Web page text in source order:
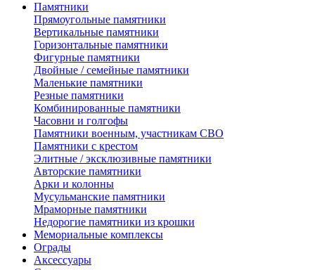
Памятники
Прямоугольные памятники
Вертикальные памятники
Горизонтальные памятники
Фигурные памятники
Двойные / семейные памятники
Маленькие памятники
Резные памятники
Комбинированные памятники
Часовни и голгофы
Памятники военным, участникам СВО
Памятники с крестом
Элитные / эксклюзивные памятники
Авторские памятники
Арки и колонны
Мусульманские памятники
Мраморные памятники
Недорогие памятники из крошки
Мемориальные комплексы
Ограды
Аксессуары